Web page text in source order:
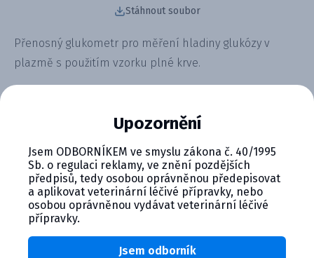
Stáhnout soubor
Přenosný glukometr pro měření hladiny glukózy v
plazmě s použitím vzorku plné krve.
CYMEDICA PLUS: VĚRNOST, KTERÁ
SE VYPLÁCÍ
Staňte se členem věrnostního programu
Cymedica Plus a získejte exkluzivní výhody pro
vaši veterinární praxi.
Upozornění
Jsem ODBORNÍKEM ve smyslu zákona č. 40/1995
Sb. o regulaci reklamy, ve znění pozdějších
předpisů, tedy osobou oprávněnou předepisovat
a aplikovat veterinární léčivé přípravky, nebo
osobou oprávněnou vydávat veterinární léčivé
přípravky.
Jsem odborník